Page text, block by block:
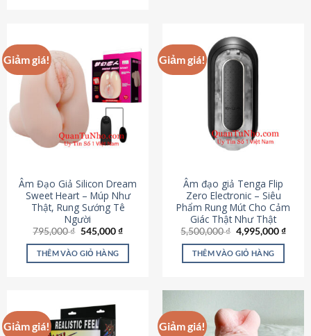
Giảm giá!
Âm Đạo Giả Silicon Dream
Sweet Heart – Múp Như
Thật, Rung Sướng Tê
Người
795,000₫ Giá
là:
795,000 ₫.
545,000₫Giá
tại
545,000 ₫.
THÊM VÀO GIỎ HÀNG
Giảm giá!
Âm đạo giả Tenga Flip
Zero Electronic – Siêu
Phẩm Rung Mút Cho Cảm
Giác Thật Như Thật
5,500,000₫ Giá
gốc
là:
5,500,000 ₫.
4,995,000₫Giá
THÊM VÀO GIỎ HÀNG
Giảm giá! Giảm giá!